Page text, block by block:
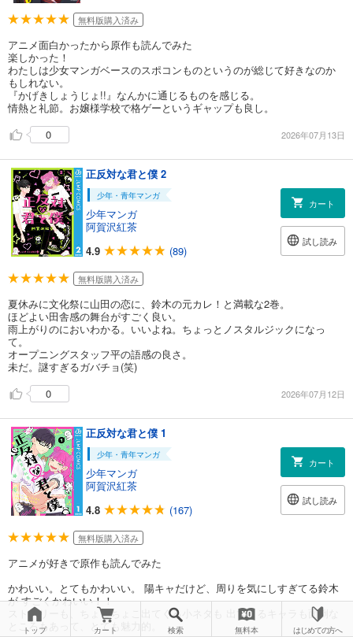
無料版購入済み
アニメ面白かったから原作も読んでみた
楽しかった！
わたしは少女マンガベースのスポコンものというのが総じて好きなのか
もしれない。
『かげきしょうじょ!!』なんかに通じるものを感じる。
情熱と礼節。お嬢様学校で格ゲーというギャップも良し。
0
2026年07月13日
正反対な君と僕 2
少年・青年マンガ
少年マンガ
阿賀沢紅茶
4.9
(89)
カート
試し読み
無料版購入済み
夏休みに文化祭に山田の恋に、鈴木の元カレ！と満載な2巻。
ほどよい田舎感の舞台がすごく良い。
雨上がりのにおいわかる。いいよね。ちょっとノスタルジックになっ
て。
オープニングスタッフ平の語感の良さ。
未だ。謎すぎるガバチョ(笑)
0
2026年07月12日
正反対な君と僕 1
少年・青年マンガ
少年マンガ
阿賀沢紅茶
4.8
(167)
カート
試し読み
無料版購入済み
アニメが好きで原作も読んでみた
かわいい。とてもかわいい。 陽キャだけど、周りを気にしすぎてる鈴木
が すごくかわいい！！
ストーリーも、ちょこちょこ出てくる小ネタも 出てくるキャラも面倒な
ところもあって、とても魅力的。
トップ カート 検索 無料本 はじめての方へ